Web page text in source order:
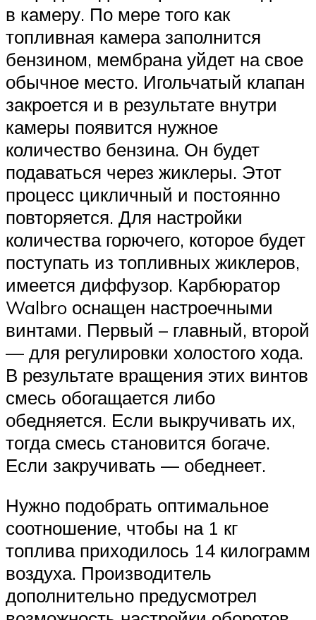
в камеру. По мере того как
топливная камера заполнится
бензином, мембрана уйдет на свое
обычное место. Игольчатый клапан
закроется и в результате внутри
камеры появится нужное
количество бензина. Он будет
подаваться через жиклеры. Этот
процесс цикличный и постоянно
повторяется. Для настройки
количества горючего, которое будет
поступать из топливных жиклеров,
имеется диффузор. Карбюратор
Walbro оснащен настроечными
винтами. Первый – главный, второй
— для регулировки холостого хода.
В результате вращения этих винтов
смесь обогащается либо
обедняется. Если выкручивать их,
тогда смесь становится богаче.
Если закручивать — обеднеет.
Нужно подобрать оптимальное
соотношение, чтобы на 1 кг
топлива приходилось 14 килограмм
воздуха. Производитель
дополнительно предусмотрел